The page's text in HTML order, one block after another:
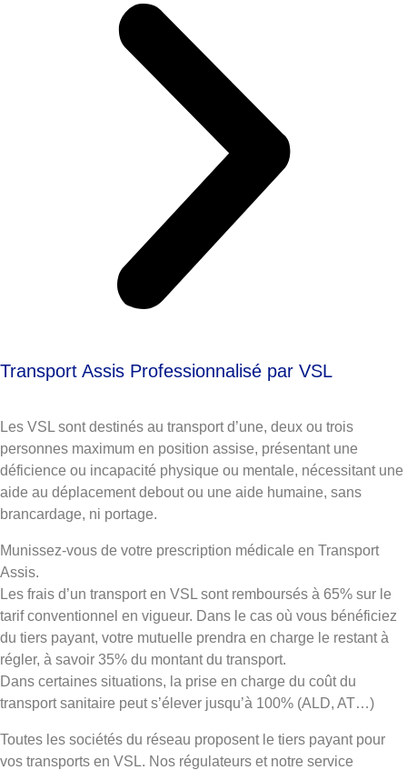
Transport Assis Professionnalisé par VSL
Les VSL sont destinés au transport d’une, deux ou trois
personnes maximum en position assise, présentant une
déficience ou incapacité physique ou mentale, nécessitant une
aide au déplacement debout ou une aide humaine, sans
brancardage, ni portage.
Munissez-vous de votre prescription médicale en Transport
Assis.
Les frais d’un transport en VSL sont remboursés à 65% sur le
tarif conventionnel en vigueur. Dans le cas où vous bénéficiez
du tiers payant, votre mutuelle prendra en charge le restant à
régler, à savoir 35% du montant du transport.
Dans certaines situations, la prise en charge du coût du
transport sanitaire peut s’élever jusqu’à 100% (ALD, AT…)
Toutes les sociétés du réseau proposent le tiers payant pour
vos transports en VSL. Nos régulateurs et notre service